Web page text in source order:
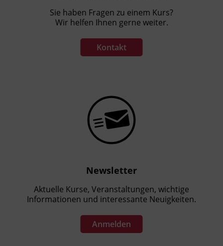
Sie haben Fragen zu einem Kurs?
Wir helfen Ihnen gerne weiter.
Kontakt
Newsletter
Aktuelle Kurse, Veranstaltungen, wichtige
Informationen und interessante Neuigkeiten.
Anmelden